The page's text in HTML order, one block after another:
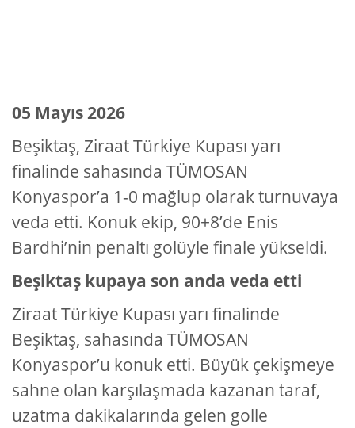
05 Mayıs 2026
Beşiktaş, Ziraat Türkiye Kupası yarı
finalinde sahasında TÜMOSAN
Konyaspor’a 1-0 mağlup olarak turnuvaya
veda etti. Konuk ekip, 90+8’de Enis
Bardhi’nin penaltı golüyle finale yükseldi.
Beşiktaş kupaya son anda veda etti
Ziraat Türkiye Kupası yarı finalinde
Beşiktaş, sahasında TÜMOSAN
Konyaspor’u konuk etti. Büyük çekişmeye
sahne olan karşılaşmada kazanan taraf,
uzatma dakikalarında gelen golle